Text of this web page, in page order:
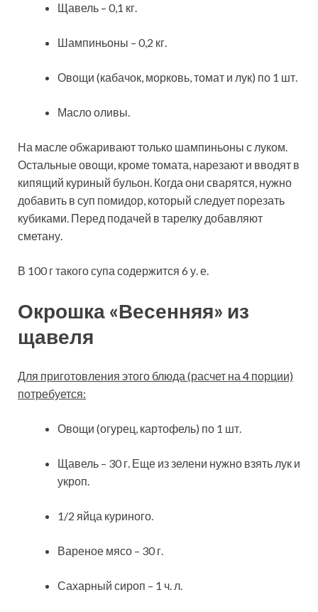
Щавель – 0,1 кг.
Шампиньоны – 0,2 кг.
Овощи (кабачок, морковь, томат и лук) по 1 шт.
Масло оливы.
На масле обжаривают только шампиньоны с луком.
Остальные овощи, кроме томата, нарезают и вводят в
кипящий куриный бульон. Когда они сварятся, нужно
добавить в суп помидор, который следует порезать
кубиками. Перед подачей в тарелку добавляют
сметану.
В 100 г такого супа содержится 6 у. е.
Окрошка «Весенняя» из
щавеля
Для приготовления этого блюда (расчет на 4 порции)
потребуется:
Овощи (огурец, картофель) по 1 шт.
Щавель – 30 г. Еще из зелени нужно взять лук и
укроп.
1/2 яйца куриного.
Вареное мясо – 30 г.
Сахарный сироп – 1 ч. л.